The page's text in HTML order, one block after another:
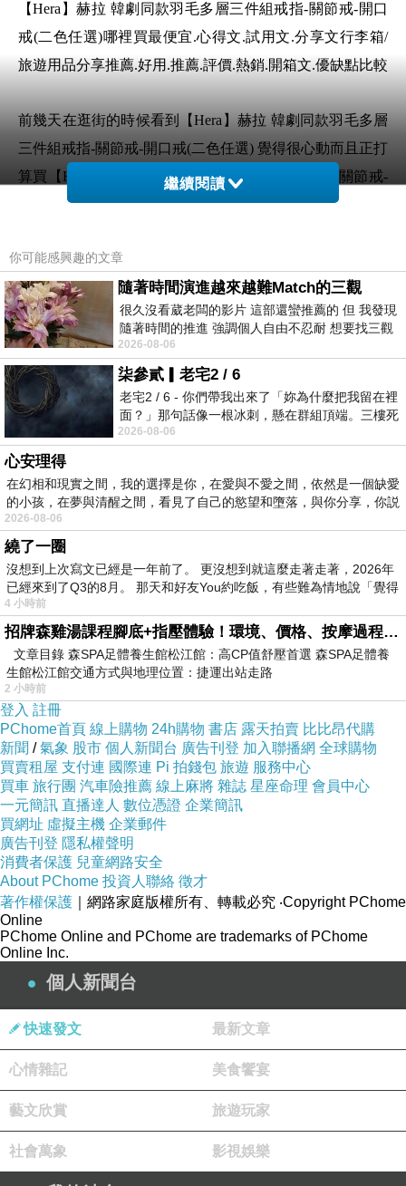
【Hera】赫拉 韓劇同款羽毛多層三件組戒指-關節戒-開口
戒(二色任選)哪裡買最便宜.心得文.試用文.分享文行李箱/
旅遊用品分享推薦.好用.推薦.評價.熱銷.開箱文.優缺點比較
前幾天在逛街的時候看到【Hera】赫拉 韓劇同款羽毛多層
三件組戒指-關節戒-開口戒(二色任選) 覺得很心動而且正打
算買【Hera】赫拉 韓劇同款羽毛多層三件組戒指-關節戒-
開口戒(二色任選)
但是我想【Hera】赫拉 韓劇同款羽毛多層三件組戒指-關節
戒-開口戒(二色任選) 在網路上買應該會比較便宜，
【Hera】赫拉 韓劇同款羽毛多層三件組戒指-關節戒-開口
戒(二色任選)而且24小時都能買，上網慢慢挑選，不用等
店家開門也不用看店員臉色
想要購買【Hera】赫拉 韓劇同款羽毛多層三件組
戒指-關節戒-開口戒(二色任選)已經想很多天了!
也求助谷哥大神 發現【Hera】赫拉 韓劇同款羽
毛多層三件組戒指-關節戒-開口戒(二色任選)的評
價真的不錯想想哪裡買最便宜.心得文.試用文.分
享文行李箱/旅遊用品分享推薦.好用.推薦.評價.熱
銷.開箱文.優缺點比較
最後選擇在這購買【Hera】赫拉 韓劇同款羽毛多
層三件組戒指-關節戒-開口戒(二色任選) 的原因,
是因為比較有保障,也不會遇到詐騙集團,所以才
選擇在這購入
更多資料、資訊參考分享↓↓↓
繼續閱讀
你可能感興趣的文章
隨著時間演進越來越難Match的三觀
很久沒看葳老闆的影片 這部還蠻推薦的 但 我發現
隨著時間的推進 強調個人自由不忍耐 想要找三觀
接近的不要說對象 連朋友都超
2026-08-06
柒參貳▎老宅2 / 6
老宅2 / 6 - 你們帶我出來了「妳為什麼把我留在裡
面？」那句話像一根冰刺，懸在群組頂端。三樓死
死盯著照片裡的人。那個人確實站在
2026-08-06
心安理得
在幻相和現實之間，我的選擇是你，在愛與不愛之間，依然是一個缺愛
的小孩，在夢與清醒之間，看見了自己的慾望和墮落，與你分享，你説
2026-08-06
繞了一圈
沒想到上次寫文已經是一年前了。 更沒想到就這麼走著走著，2026年
已經來到了Q3的8月。 那天和好友You約吃飯，有些難為情地說「覺得
4 小時前
招牌森雞湯課程腳底+指壓體驗！環境、價格、按摩過程全紀錄，森SPA足體養生館松江館最新價格表
文章目錄 森SPA足體養生館松江館：高CP值舒壓首選 森SPA足體養
生館松江館交通方式與地理位置：捷運出站走路
2 小時前
登入 註冊
PChome首頁 線上購物 24h購物 書店 露天拍賣 比比昂代購
新聞 /氣象 股市 個人新聞台 廣告刊登 加入聯播網 全球購物
買賣租屋 支付連 國際連 Pi 拍錢包 旅遊 服務中心
買車 旅行團 汽車險推薦 線上麻將 雜誌 星座命理 會員中心
一元簡訊 直播達人 數位憑證 企業簡訊
買網址 虛擬主機 企業郵件
廣告刊登 隱私權聲明
消費者保護 兒童網路安全
About PChome 投資人聯絡 徵才
著作權保護 ｜網路家庭版權所有、轉載必究 ‧Copyright PChome
Online
PChome Online and PChome are trademarks of PChome
Online Inc.
個人新聞台
快速發文 最新文章
心情雜記 美食饗宴
藝文欣賞 旅遊玩家
社會萬象 影視娛樂